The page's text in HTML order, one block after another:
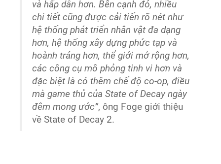
và hấp dẫn hơn. Bên cạnh đó, nhiều
chi tiết cũng được cải tiến rõ nét như
hệ thống phát triển nhân vật đa dạng
hơn, hệ thống xây dựng phức tạp và
hoành tráng hơn, thể giới mở rộng hơn,
các công cụ mô phỏng tinh vi hơn và
đặc biệt là có thêm chế độ co-op, điều
mà game thủ của State of Decay ngày
đêm mong ước”, ông Foge giới thiệu
về State of Decay 2.